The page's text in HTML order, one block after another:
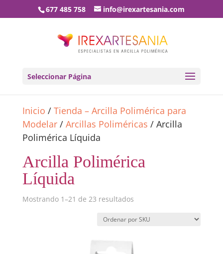
677 485 758 info@irexartesania.com
Seleccionar Página
Inicio / Tienda – Arcilla Polimérica para
Modelar/ Arcillas Poliméricas / Arcilla
Polimérica Líquida
Arcilla Polimérica
Líquida
Mostrando 1–21 de 23 resultados